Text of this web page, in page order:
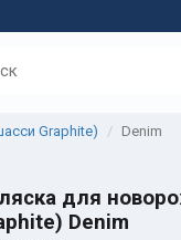
Graphite) Denim
для
Denim